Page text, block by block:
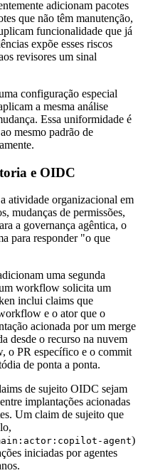
adicionam pacotes
que não têm manutenção,
funcionalidade que já
expõe esses riscos
revisores um sinal
configuração especial
a mesma análise
Essa uniformidade é
mesmo padrão de
e OIDC
atividade organizacional em
mudanças de permissões,
a governança agêntica, o
para responder "o que
uma segunda
workflow solicita um
inclui claims que
e o ator que o
acionada por um merge
desde o recurso na nuvem
o PR específico e o commit
de ponta a ponta.
de sujeito OIDC sejam
implantações acionadas
Um claim de sujeito que
agent)
iniciadas por agentes